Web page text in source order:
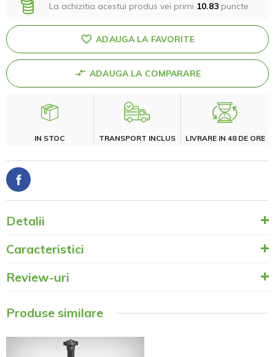
La achizitia acestui produs vei primi 10.83 puncte
ADAUGA LA FAVORITE
ADAUGA LA COMPARARE
IN STOC TRANSPORT INCLUS LIVRARE IN 48 DE ORE
Detalii
Caracteristici
Review-uri
Produse similare